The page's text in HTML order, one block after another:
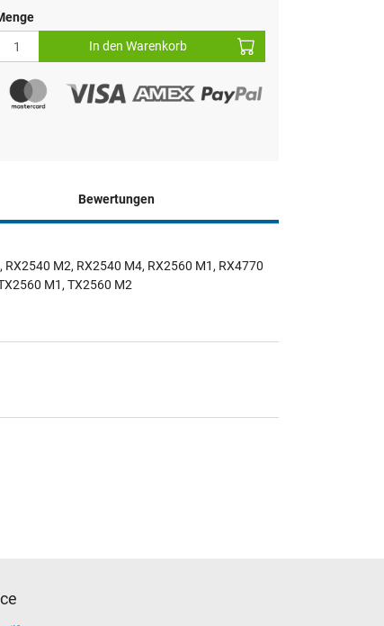
In den Warenkorb
Bewertungen
M2, RX2540 M4, RX2560 M1, RX4770
M1, TX2560 M2